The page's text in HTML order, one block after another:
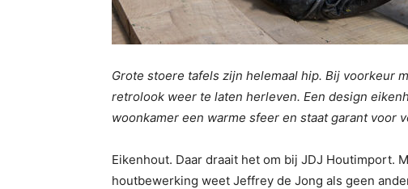
Grote stoere tafels zijn helemaal hip. Bij voorkeur
retrolook weer te laten herleven. Een design
woonkamer een warme sfeer en staat garant voor
Eikenhout. Daar draait het om bij JDJ Houtimport.
houtbewerking weet Jeffrey de Jong als geen